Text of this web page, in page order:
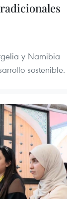
y Namibia
sostenible.